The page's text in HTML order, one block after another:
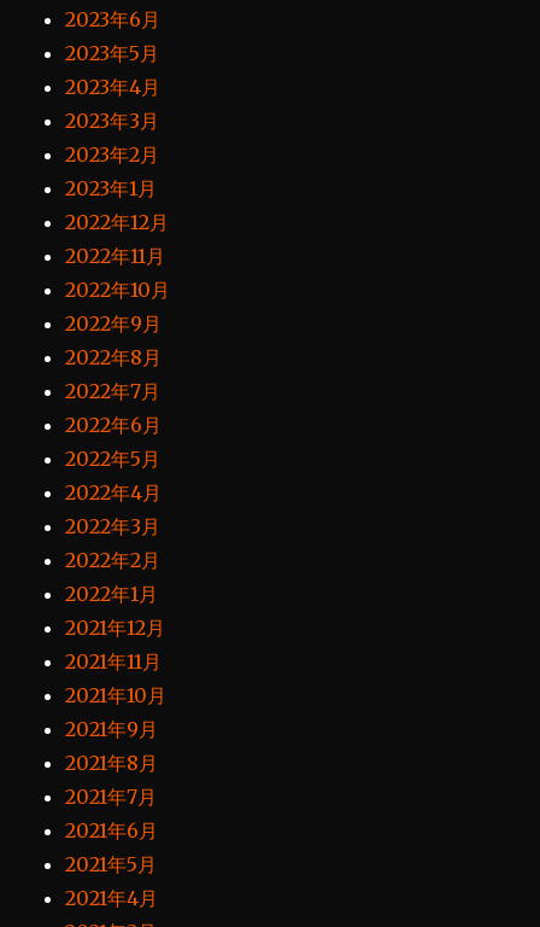
2023年6月
2023年5月
2023年4月
2023年3月
2023年2月
2023年1月
2022年12月
2022年11月
2022年10月
2022年9月
2022年8月
2022年7月
2022年6月
2022年5月
2022年4月
2022年3月
2022年2月
2022年1月
2021年12月
2021年11月
2021年10月
2021年9月
2021年8月
2021年7月
2021年6月
2021年5月
2021年4月